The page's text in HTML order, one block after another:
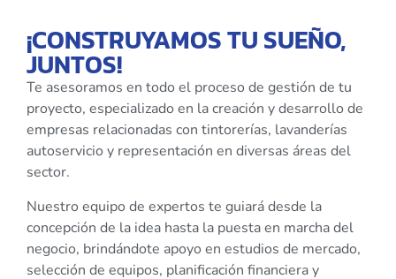
¡CONSTRUYAMOS TU SUEÑO,
JUNTOS!
Te asesoramos en todo el proceso de gestión de tu
proyecto, especializado en la creación y desarrollo de
empresas relacionadas con tintorerías, lavanderías
autoservicio y representación en diversas áreas del
sector.
Nuestro equipo de expertos te guiará desde la
concepción de la idea hasta la puesta en marcha del
negocio, brindándote apoyo en estudios de mercado,
selección de equipos, planificación financiera y